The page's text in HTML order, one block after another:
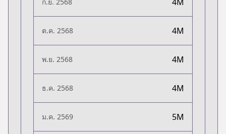
ต.ค. 2568 4M
พ.ย. 2568 4M
ธ.ค. 2568 4M
ม.ค. 2569 5M